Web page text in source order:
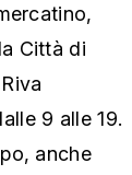
Città di
9 alle 19.
anche